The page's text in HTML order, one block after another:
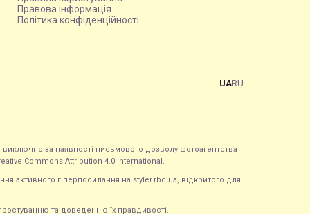
Правова інформація
Політика конфіденційності
UARU
виключно за наявності письмового дозволу фотоагентства
Commons Attribution 4.0 International.
активного гіперпосилання на styler.rbc.ua, відкритого для
та доведенню їх правдивості.